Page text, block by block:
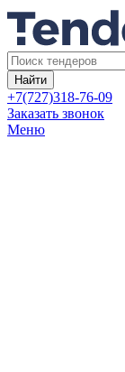
Найти
+7(727)318-76-09
Заказать звонок
Меню